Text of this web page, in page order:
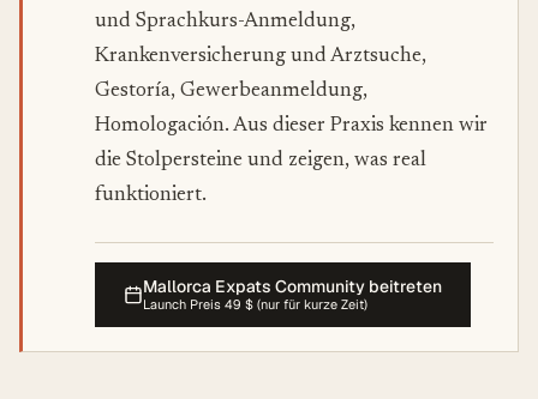
und Sprachkurs-Anmeldung,
Krankenversicherung und Arztsuche,
Gestoría, Gewerbeanmeldung,
Homologación. Aus dieser Praxis kennen wir
die Stolpersteine und zeigen, was real
funktioniert.
Mallorca Expats Community beitreten
Launch Preis 49 $ (nur für kurze Zeit)